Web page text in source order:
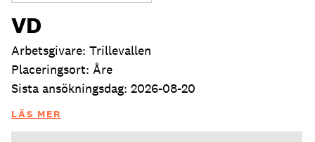
VD
Arbetsgivare: Trillevallen
Placeringsort: Åre
Sista ansökningsdag: 2026-08-20
LÄS MER